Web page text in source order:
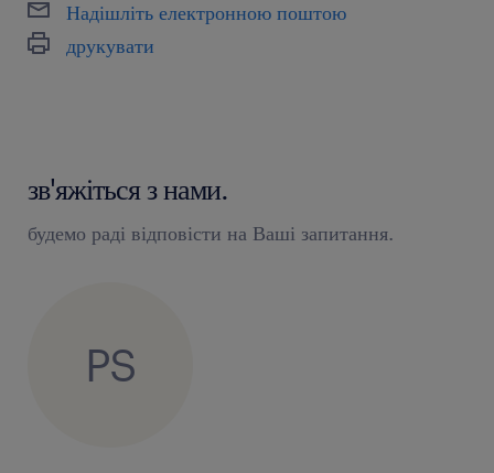
Надішліть електронною поштою
друкувати
зв'яжіться з нами.
будемо раді відповісти на Ваші запитання.
PS